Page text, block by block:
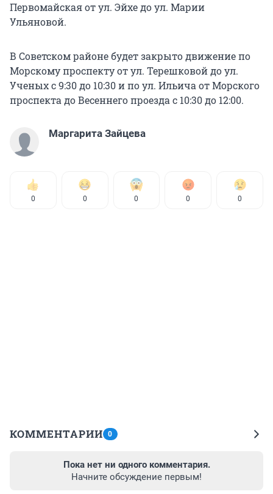
Первомайская от ул. Эйхе до ул. Марии
Ульяновой.
В Советском районе будет закрыто движение по
Морскому проспекту от ул. Терешковой до ул.
Ученых с 9:30 до 10:30 и по ул. Ильича от Морского
проспекта до Весеннего проезда с 10:30 до 12:00.
Маргарита Зайцева
0 0 0 0 0
КОММЕНТАРИИ 0
Пока нет ни одного комментария.
Начните обсуждение первым!